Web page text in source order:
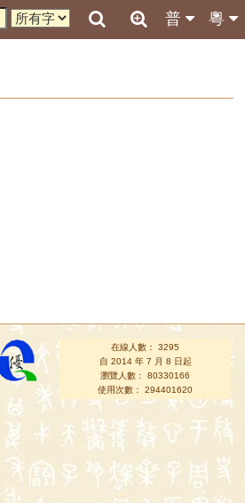
粵
普
在線人數： 3295
自 2014 年 7 月 8 日起
瀏覽人數： 80330166
使用次數： 294401620